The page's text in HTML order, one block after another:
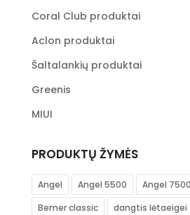
Coral Club produktai
Aclon produktai
Šaltalankių produktai
Greenis
MIUI
PRODUKTŲ ŽYMĖS
Angel Angel 5500 Angel 7500
Bemer classic
dangtis lėtaeigei